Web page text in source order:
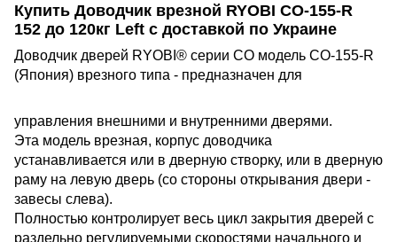
Купить Доводчик врезной RYOBI CO-155-R
152 до 120кг Left с доставкой по Украине
Доводчик дверей RYOBI® серии CO модель CO-155-R
(Япония) врезного типа - предназначен для
управления внешними и внутренними дверями.
Эта модель врезная, корпус доводчика
устанавливается или в дверную створку, или в дверную
раму на левую дверь (со стороны открывания двери -
завесы слева).
Полностью контролирует весь цикл закрытия дверей с
раздельно регулируемыми скоростями начального и